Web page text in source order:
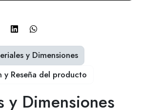
y Dimensiones
y Dimensiones
y Reseña del producto